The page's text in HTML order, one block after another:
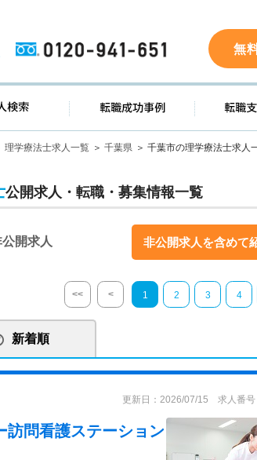
0120-941-651 無
求人検索 転職成功事例
理学療法士求人一覧 千葉県 千葉市の理学療法士求人
公開求人・転職・募集情報一覧
開求人 非公開求人を含めて
<< < 1 2 3 4
新着順
更新日：2026/07/15 求人番号
訪問看護ステーション